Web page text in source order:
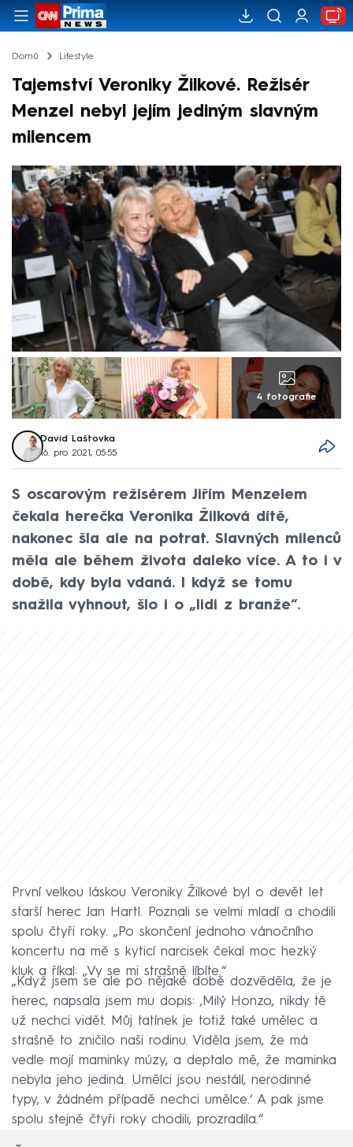
Domů Lifestyle
Tajemství Veroniky Žilkové. Režisér
Menzel nebyl jejím jediným slavným
milencem
4 fotografie
David Laštovka
16. pro 2021, 05:55
S oscarovým režisérem Jiřím Menzelem
čekala herečka Veronika Žilková dítě,
nakonec šla ale na potrat. Slavných milenců
měla ale během života daleko více. A to i v
době, kdy byla vdaná. I když se tomu
snažila vyhnout, šlo i o „lidi z branže“.
První velkou láskou Veroniky Žilkové byl o devět let
starší herec Jan Hartl. Poznali se velmi mladí a chodili
spolu čtyři roky. „Po skončení jednoho vánočního
koncertu na mě s kyticí narcisek čekal moc hezký
kluk a říkal: „Vy se mi strašně líbíte.“
„Když jsem se ale po nějaké době dozvěděla, že je
herec, napsala jsem mu dopis: ‚Milý Honzo, nikdy tě
už nechci vidět. Můj tatínek je totiž také umělec a
strašně to zničilo naši rodinu. Viděla jsem, že má
vedle mojí maminky múzy, a deptalo mě, že maminka
nebyla jeho jediná. Umělci jsou nestálí, nerodinné
typy, v žádném případě nechci umělce.‘ A pak jsme
spolu stejně čtyři roky chodili, prozradila.“